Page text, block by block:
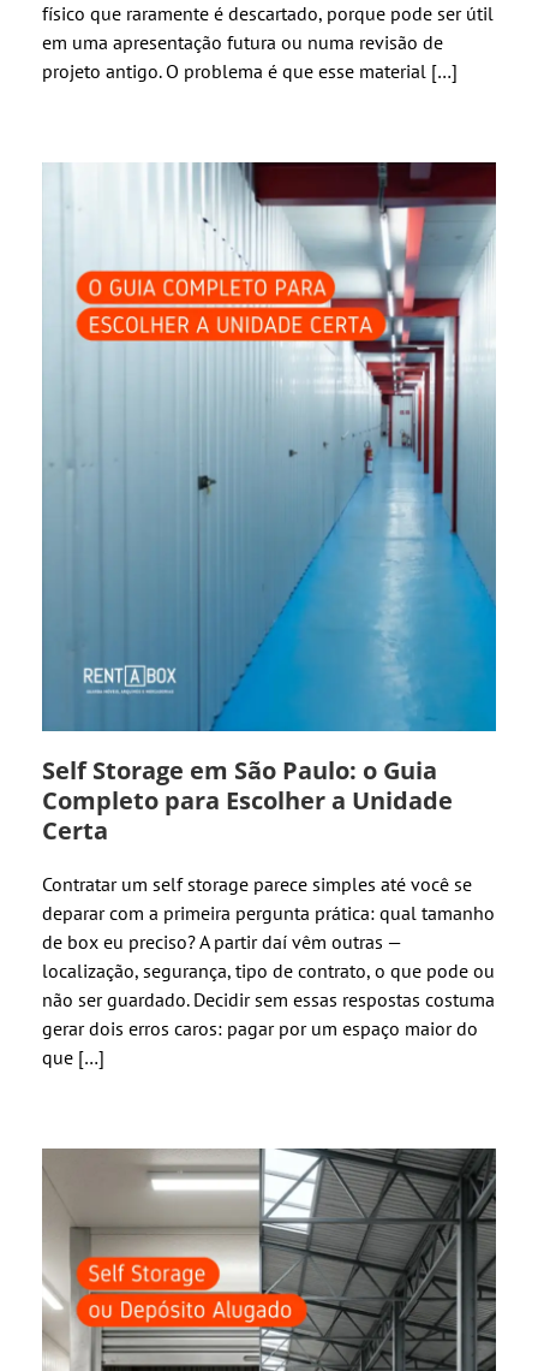
físico que raramente é descartado, porque pode ser útil
em uma apresentação futura ou numa revisão de
projeto antigo. O problema é que esse material […]
Self Storage em São Paulo: o Guia
Completo para Escolher a Unidade
Certa
Contratar um self storage parece simples até você se
deparar com a primeira pergunta prática: qual tamanho
de box eu preciso? A partir daí vêm outras —
localização, segurança, tipo de contrato, o que pode ou
não ser guardado. Decidir sem essas respostas costuma
gerar dois erros caros: pagar por um espaço maior do
que […]